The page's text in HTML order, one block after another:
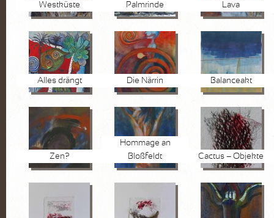
Westküste
Palmrinde
Lava
Alles drängt Die Närrin Balanceakt
Zen?
Hommage an
Bloßfeldt
Cactus – Objekte